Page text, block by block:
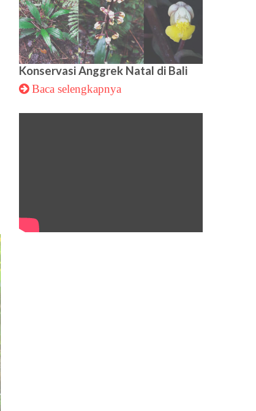
Konservasi Anggrek Natal di Bali
Baca selengkapnya